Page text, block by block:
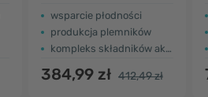
wsparcie płodności
produkcja plemników
kompleks składników aktywnych
384,99 zł 412,49 zł